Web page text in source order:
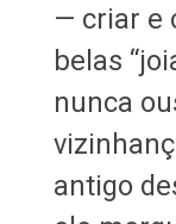
— criar e
belas
nunca
antigo